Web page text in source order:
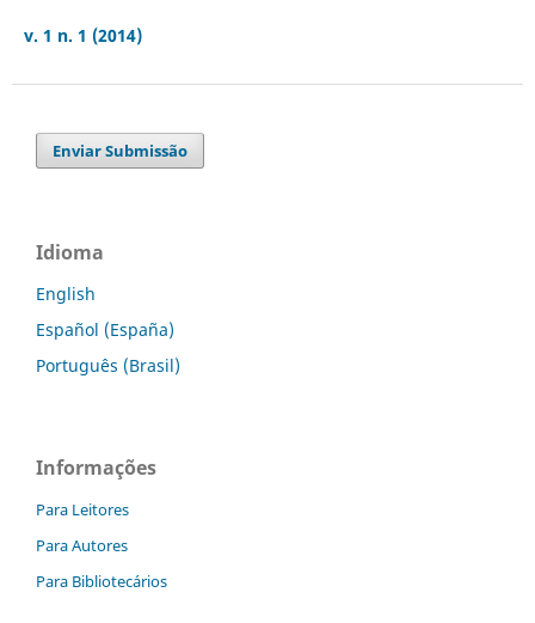
v. 1 n. 1 (2014)
Enviar Submissão
Idioma
English
Español (España)
Português (Brasil)
Informações
Para Leitores
Para Autores
Para Bibliotecários